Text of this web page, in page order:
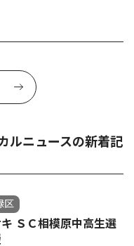
ルニュースの新着記
区
ＳＣ相模原中高生選